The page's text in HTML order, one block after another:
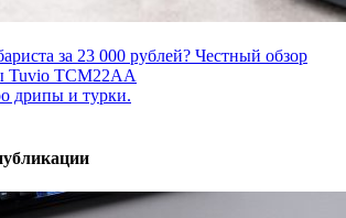
за 23 000 рублей? Честный обзор
Tuvio TCM22AA
дрипы и турки.